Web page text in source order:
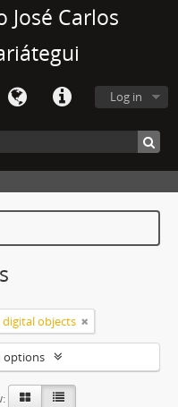
José Carlos
Log in
objects
options